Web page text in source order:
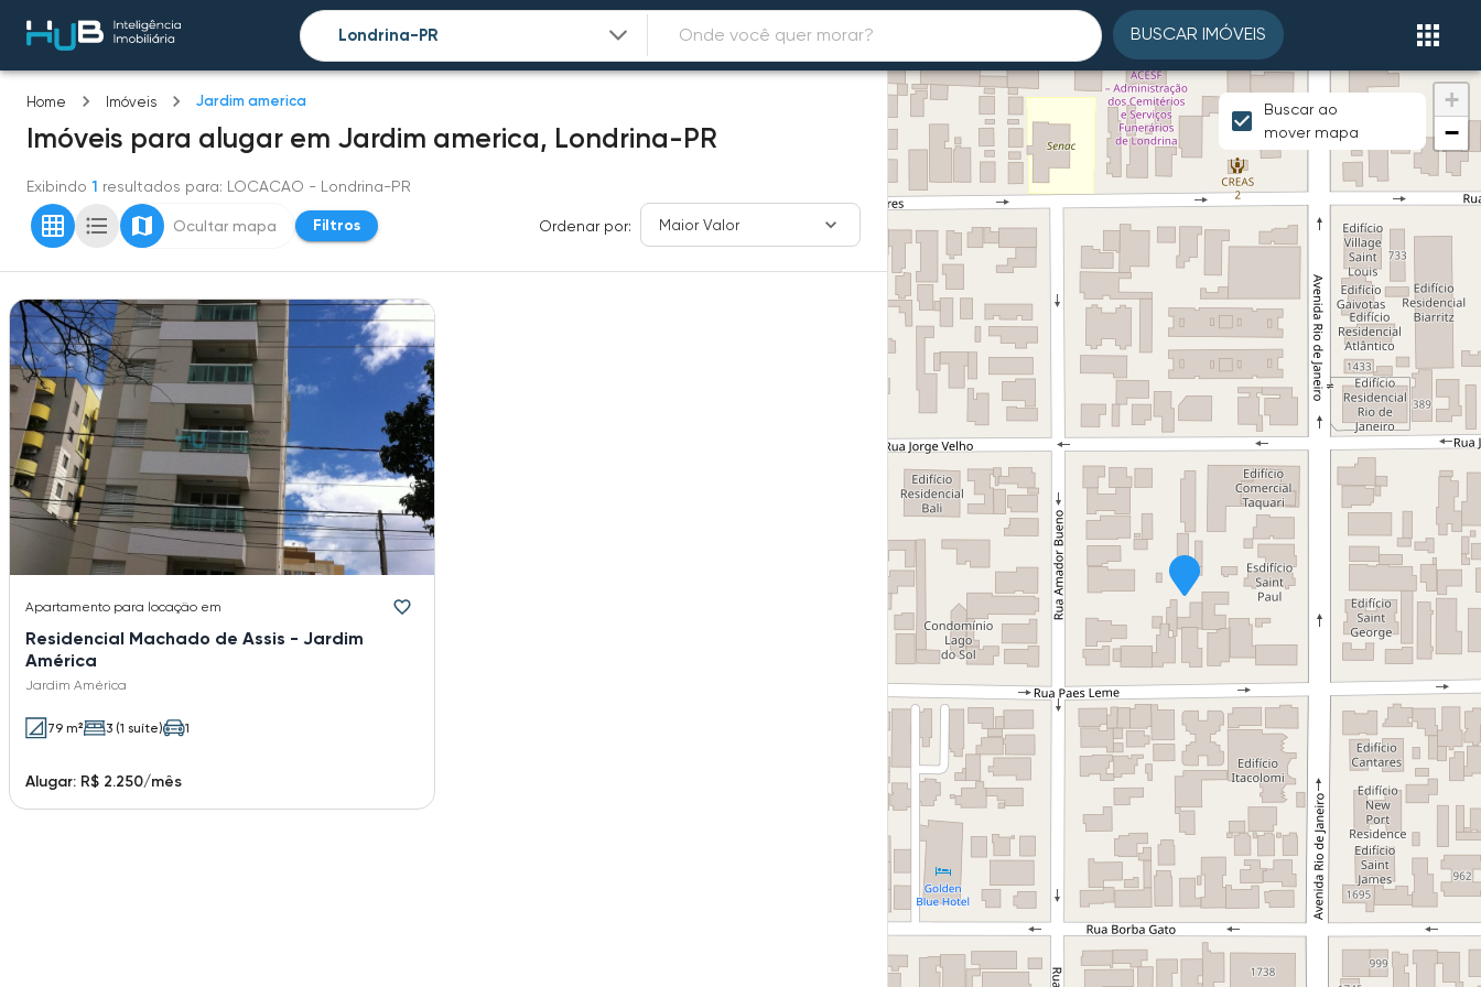
BUSCAR IMÓVEIS
Home Imóveis Jardim america
Imóveis para alugar em Jardim america, Londrina-PR
Exibindo 1 resultados para: LOCACAO - Londrina-PR
Ocultar mapa Filtros Ordenar por: Maior Valor
Apartamento para locação em
Residencial Machado de Assis - Jardim
América
Jardim América
79 m² 3 (1 suíte) 1
Alugar: R$ 2.250/mês
+
−
Buscar ao
mover mapa